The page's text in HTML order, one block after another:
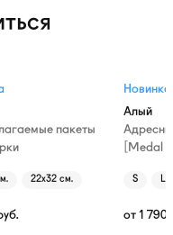
пакеты
22х32 см.
Новинка
Алый
[Medal
S L
от 1 790